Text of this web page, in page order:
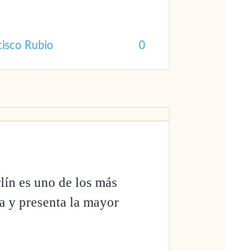
Rubio 0
es uno de los más
y presenta la mayor